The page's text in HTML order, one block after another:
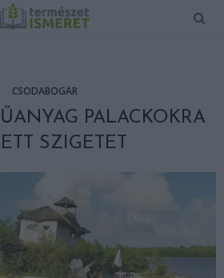
CSODABOGÁR
PALACKOKRA
SZIGETET